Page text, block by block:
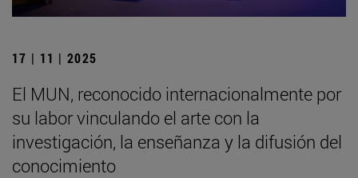
17 | 11 | 2025
El MUN, reconocido internacionalmente por
su labor vinculando el arte con la
investigación, la enseñanza y la difusión del
conocimiento